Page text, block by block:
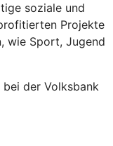
soziale und
Projekte
wie Sport, Jugend
der Volksbank